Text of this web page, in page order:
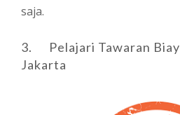
saja.
3. Pelajari Tawaran
Jakarta